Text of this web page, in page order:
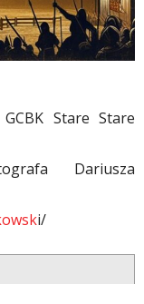
Stare Stare
Dariusza
i/